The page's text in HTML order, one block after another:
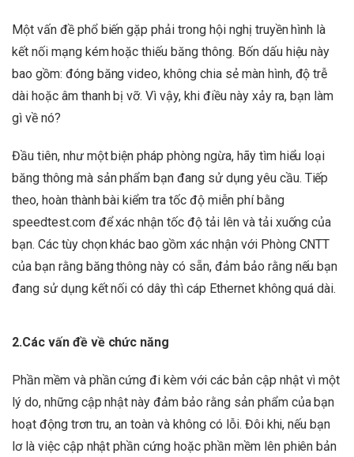
Một vấn đề phổ biến gặp phải trong hội nghị truyền hình là
kết nối mạng kém hoặc thiếu băng thông. Bốn dấu hiệu này
bao gồm: đóng băng video, không chia sẻ màn hình, độ trễ
dài hoặc âm thanh bị vỡ. Vì vậy, khi điều này xảy ra, bạn làm
gì về nó?
Đầu tiên, như một biện pháp phòng ngừa, hãy tìm hiểu loại
băng thông mà sản phẩm bạn đang sử dụng yêu cầu. Tiếp
theo, hoàn thành bài kiểm tra tốc độ miễn phí bằng
speedtest.com để xác nhận tốc độ tải lên và tải xuống của
bạn. Các tùy chọn khác bao gồm xác nhận với Phòng CNTT
của bạn rằng băng thông này có sẵn, đảm bảo rằng nếu bạn
đang sử dụng kết nối có dây thì cáp Ethernet không quá dài.
2.Các vấn đề về chức năng
Phần mềm và phần cứng đi kèm với các bản cập nhật vì một
lý do, những cập nhật này đảm bảo rằng sản phẩm của bạn
hoạt động trơn tru, an toàn và không có lỗi. Đôi khi, nếu bạn
lơ là việc cập nhật phần cứng hoặc phần mềm lên phiên bản